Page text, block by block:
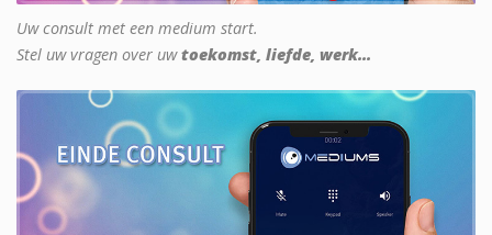
Uw consult met een medium start.
Stel uw vragen over uwtoekomst, liefde, werk...